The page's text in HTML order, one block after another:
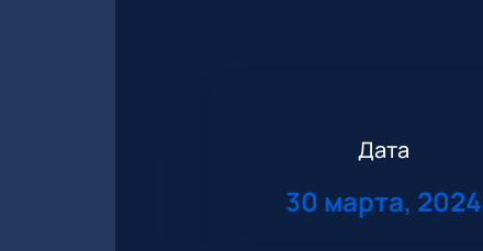
Дата
30 марта, 2024